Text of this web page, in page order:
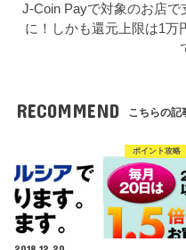
J-Coin Payで対象のお店
に！しかも還元上限は1万
RECOMMEND こちらの記
ポイント攻略